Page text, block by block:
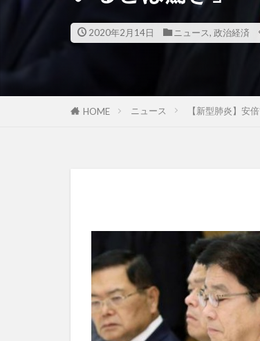
2020年2月14日 ニュース, 政治経済
HOME ニュース 【新型肺炎】安